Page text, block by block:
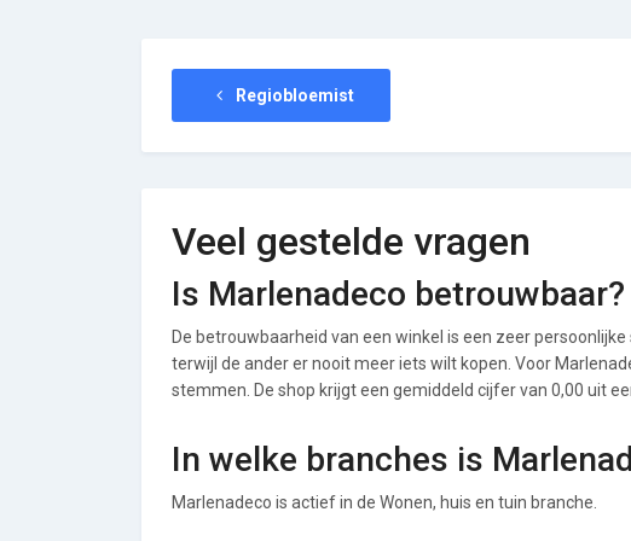
Regiobloemist
Veel gestelde vragen
Is Marlenadeco betrouwbaar?
De betrouwbaarheid van een winkel is een zeer
terwijl de ander er nooit meer iets wilt kopen. Voor
stemmen. De shop krijgt een gemiddeld cijfer van 0,00 uit
In welke branches is
Marlenadeco is actief in de Wonen, huis en tuin branche.